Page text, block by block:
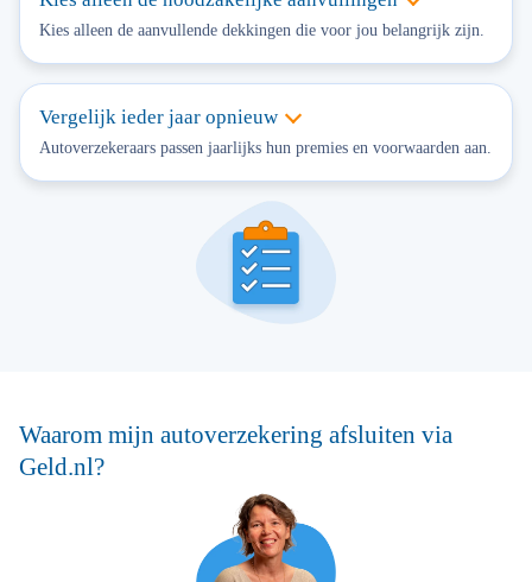
Kies alleen de aanvullende dekkingen die voor jou belangrijk zijn.
Vergelijk ieder jaar opnieuw
Autoverzekeraars passen jaarlijks hun premies en voorwaarden aan.
Waarom mijn autoverzekering afsluiten via
Geld.nl?